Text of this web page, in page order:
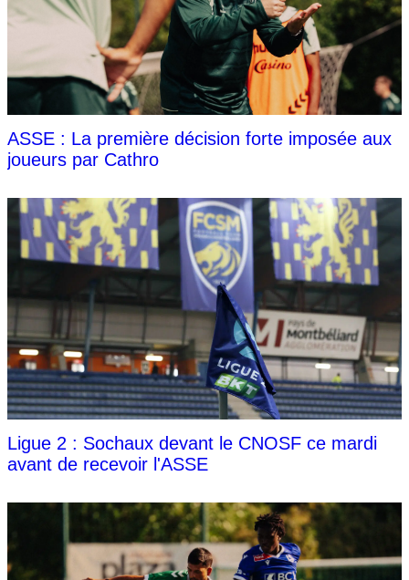
ASSE : La première décision forte imposée aux
joueurs par Cathro
Ligue 2 : Sochaux devant le CNOSF ce mardi
avant de recevoir l'ASSE